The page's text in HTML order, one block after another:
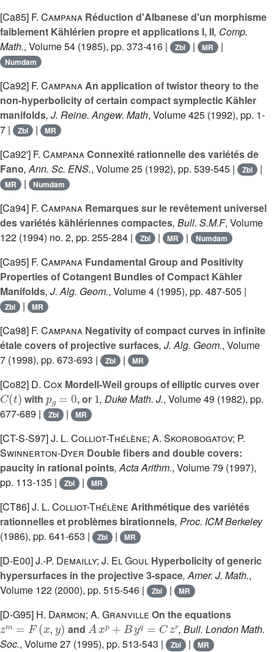
[Ca85] F. Campana Réduction d'Albanese d'un morphisme
faiblement Kählérien propre et applications I, II, Comp.
Math., Volume 54 (1985), pp. 373-416 | Zbl | MR |
Numdam
[Ca92] F. CampanaAn application of twistor theory to the
non-hyperbolicity of certain compact symplectic Kähler
manifolds, J. Reine. Angew. Math, Volume 425 (1992), pp. 1-
7 |
Zbl | MR
[Ca92'] F. CampanaConnexité rationnelle des variétés de
Fano, Ann. Sc. ENS., Volume 25 (1992), pp. 539-545 | Zbl |
MR | Numdam
[Ca94] F. Campana Remarques sur le revêtement universel
des variétés kählériennes compactes, Bull. S.M.F, Volume
122 (1994) no. 2, pp. 255-284 | Zbl | MR | Numdam
[Ca95] F. Campana Fundamental Group and Positivity
Properties of Cotangent Bundles of Compact Kähler
Manifolds, J. Alg. Geom., Volume 4 (1995), pp. 487-505 |
Zbl | MR
[Ca98] F. Campana Negativity of compact curves in infinite
étale covers of projective surfaces, J. Alg. Geom., Volume
7 (1998), pp. 673-693 | Zbl | MR
[Co82] D. Cox Mordell-Weil groups of elliptic curves over
C(t)
with
pg=0
, or
1
, Duke Math. J., Volume 49 (1982), pp.
677-689 |
Zbl | MR
[CT-S-S97]J. L. Colliot-Thélène; A. Skorobogatov; P.
Swinnerton-Dyer Double fibers and double covers:
paucity in rational points, Acta Arithm., Volume 79 (1997),
pp. 113-135 |
Zbl | MR
[CT86]J. L. Colliot-Thélène Arithmétique des variétés
rationnelles et problèmes birationnels, Proc. ICM Berkeley
(1986), pp. 641-653 |
Zbl | MR
[D-E00]J.-P. Demailly; J. El Goul Hyperbolicity of generic
hypersurfaces in the projective 3-space, Amer. J. Math.,
Volume 122 (2000), pp. 515-546 | Zbl | MR
[D-G95] H. Darmon; A. Granville On the equations
zm=F(x,y)
and
Axp+Byq=Czr
, Bull. London Math.
Soc., Volume 27 (1995), pp. 513-543 | Zbl | MR